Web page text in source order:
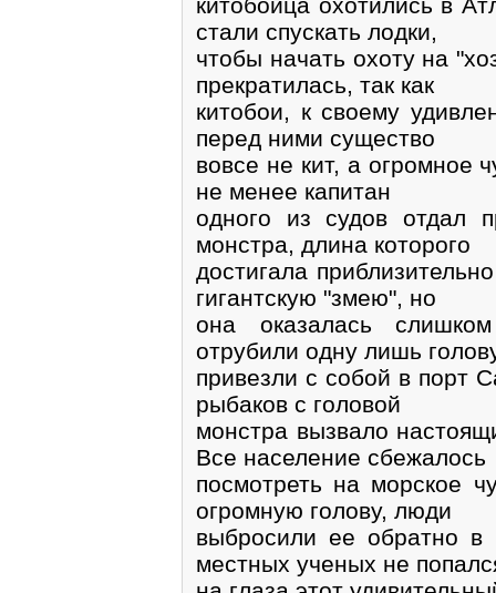
стали спускать лодки,
чтобы начать охоту на
прекратилась, так как
китобои, к своему
перед ними существо
вовсе не кит, а
не менее капитан
одного из судов отдал
монстра, длина которого
достигала
гигантскую "змею", но
она оказалась
отрубили одну лишь
привезли с собой в порт
рыбаков с головой
монстра вызвало
Все население сбежалось
посмотреть на морское
огромную голову, люди
выбросили ее обратно
местных ученых не